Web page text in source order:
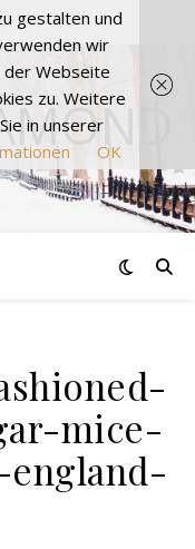
mice-
gestalten und
wir
der Webseite
zu. Weitere
in unserer
OK